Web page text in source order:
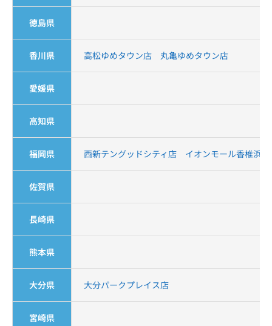
徳島県
香川県 高松ゆめタウン店 丸亀ゆめタウン店
愛媛県
高知県
福岡県 西新テングッドシティ店 イオンモール香椎浜店
佐賀県
長崎県
熊本県
大分県 大分パークプレイス店
宮崎県